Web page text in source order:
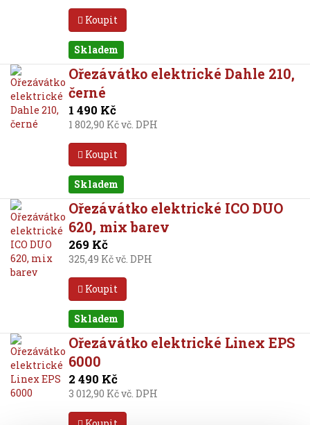
Koupit
Skladem
Ořezávátko elektrické Dahle 210,
černé
1 490 Kč
1 802,90 Kč vč. DPH
Koupit
Skladem
Ořezávátko elektrické ICO DUO
620, mix barev
269 Kč
325,49 Kč vč. DPH
Koupit
Skladem
Ořezávátko elektrické Linex EPS
6000
2 490 Kč
3 012,90 Kč vč. DPH